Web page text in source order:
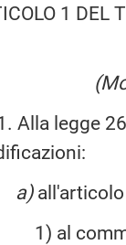
1 DEL
legge 26
a)all'articolo
comma 1